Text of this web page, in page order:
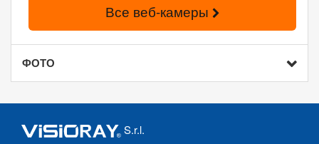
Все веб-камеры
ФОТО
S.r.l.